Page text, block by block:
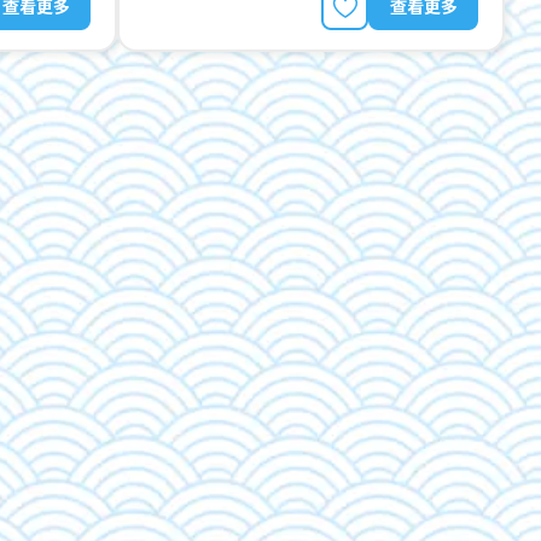
查看更多 查看更多